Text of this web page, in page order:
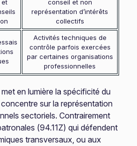
et
conseil et non
représentation d’intérêts
collectifs
Activités techniques de
contrôle parfois exercées
par certaines organisations
professionnelles
en lumière la spécificité du
sur la représentation
sectoriels. Contrairement
(94.11Z) qui défendent
transversaux, ou aux